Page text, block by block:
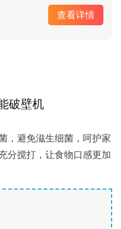
查看详情
破壁机
，避免滋生细菌，呵护家
分搅打，让食物口感更加